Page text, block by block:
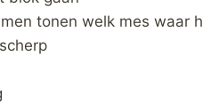
tonen welk mes waar